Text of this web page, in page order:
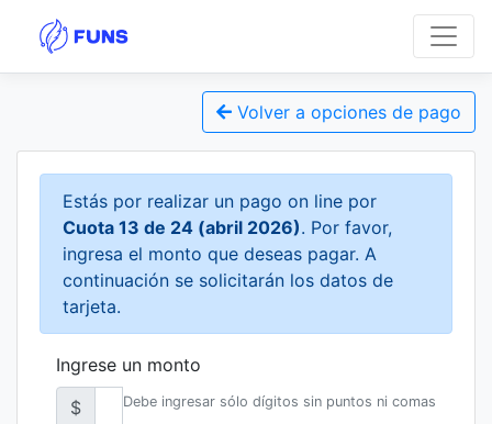
Volver a opciones de pago
Estás por realizar un pago on line por
Cuota 13 de 24 (abril 2026). Por favor,
ingresa el monto que deseas pagar. A
continuación se solicitarán los datos de
tarjeta.
Ingrese un monto
$
Debe ingresar sólo dígitos sin puntos ni comas